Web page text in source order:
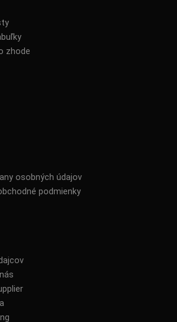
zhode
osobných údajov
podmienky